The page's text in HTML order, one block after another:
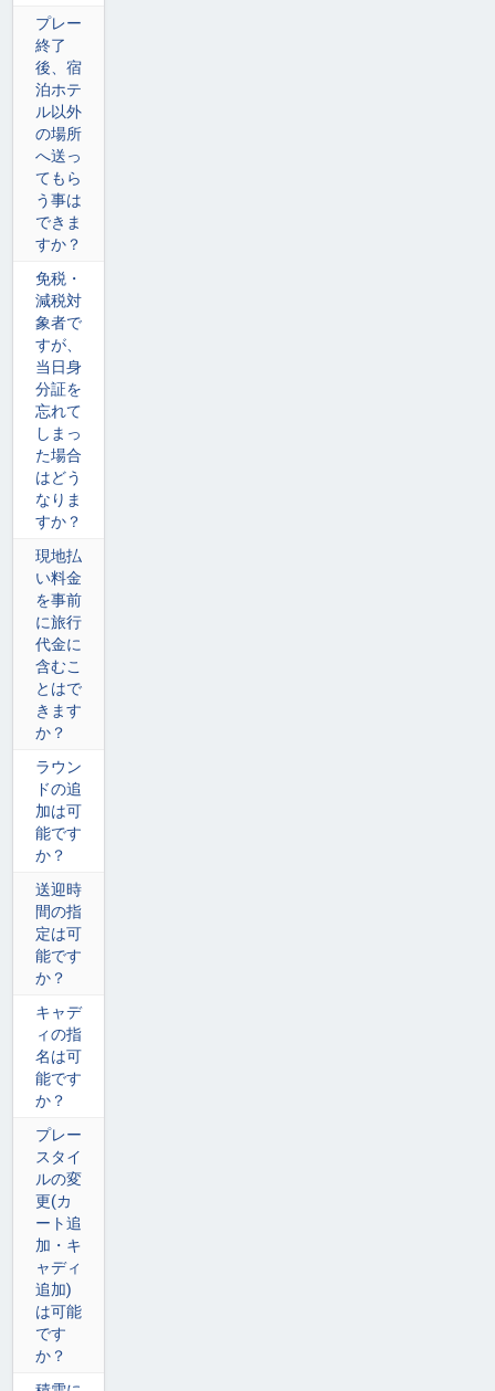
プレー
終了
後、宿
泊ホテ
ル以外
の場所
へ送っ
てもら
う事は
できま
すか？
免税・
減税対
象者で
すが、
当日身
分証を
忘れて
しまっ
た場合
はどう
なりま
すか？
現地払
い料金
を事前
に旅行
代金に
含むこ
とはで
きます
か？
ラウン
ドの追
加は可
能です
か？
送迎時
間の指
定は可
能です
か？
キャデ
ィの指
名は可
能です
か？
プレー
スタイ
ルの変
更(カ
ート追
加・キ
ャディ
追加)
は可能
です
か？